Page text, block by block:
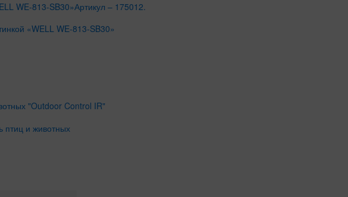
WE-813-SB30»Артикул – 175012.
"Outdoor Control IR"